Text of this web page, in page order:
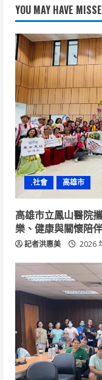
YOU MAY HAVE
.社會 高雄市
高雄市立鳳山醫院
樂、健康與關懷陪
記者洪惠美 2026